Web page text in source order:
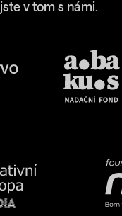
v tom s námi.